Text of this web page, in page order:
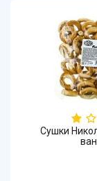
Сушки